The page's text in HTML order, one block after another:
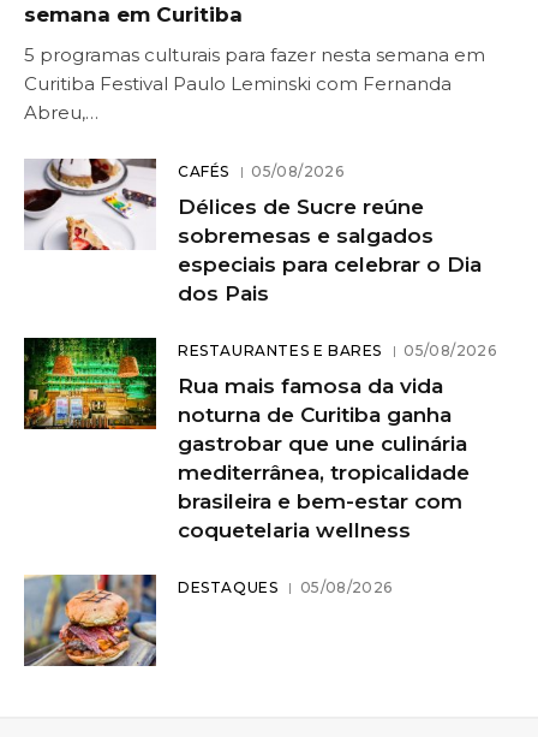
semana em Curitiba
5 programas culturais para fazer nesta semana em
Curitiba Festival Paulo Leminski com Fernanda
Abreu,…
CAFÉS 05/08/2026
Délices de Sucre reúne
sobremesas e salgados
especiais para celebrar o Dia
dos Pais
RESTAURANTES E BARES 05/08/2026
Rua mais famosa da vida
noturna de Curitiba ganha
gastrobar que une culinária
mediterrânea, tropicalidade
brasileira e bem-estar com
coquetelaria wellness
DESTAQUES 05/08/2026